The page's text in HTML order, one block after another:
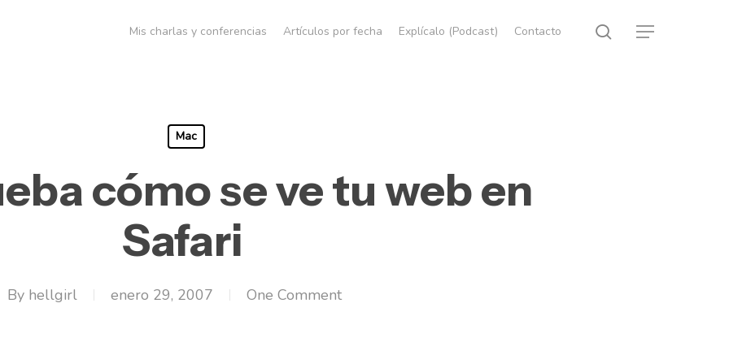
Mis charlas y conferencias Artículos por fecha Explícalo (Podcast) Contacto search
Menu
Mac
cómo se ve tu web en
Safari
By hellgirl enero 29, 2007 One Comment